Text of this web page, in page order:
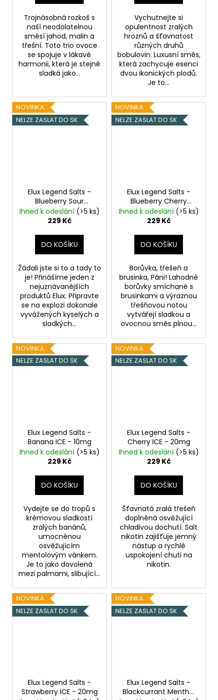
Trojnásobná rozkoš s
naší neodolatelnou
směsí jahod, malin a
třešní. Toto trio ovoce
se spojuje v lákavé
harmonii, která je stejně
sladká jako...
Vychutnejte si
opulentnost zralých
hroznů a šťavnatost
různých druhů
bobulovin. Luxusní směs,
která zachycuje esenci
dvou ikonických plodů.
Je to...
NOVINKA
NELZE ZASLAT DO SK
Elux Legend Salts -
Blueberry Sour
Raspberry - 10mg
Ihned k odeslání (>5 ks)
229 Kč
DO KOŠÍKU
Žádali jste si to a tady to
je! Přinášíme jeden z
nejuznávanějších
produktů Elux. Připravte
se na explozi dokonale
vyvážených kyselých a
sladkých...
NOVINKA
NELZE ZASLAT DO SK
Elux Legend Salts -
Blueberry Cherry
Cranberry - 10mg
Ihned k odeslání (>5 ks)
229 Kč
DO KOŠÍKU
Borůvka, třešeň a
brusinka, Páni! Lahodné
borůvky smíchané s
brusinkami a výraznou
třešňovou notou
vytvářejí sladkou a
ovocnou směs plnou...
NOVINKA
NELZE ZASLAT DO SK
Elux Legend Salts -
Banana ICE - 10mg
Ihned k odeslání (>5 ks)
229 Kč
DO KOŠÍKU
Vydejte se do tropů s
krémovou sladkostí
zralých banánů,
umocněnou
osvěžujícím
mentolovým vánkem.
Je to jako dovolená
mezi palmami, slibující...
NOVINKA
NELZE ZASLAT DO SK
Elux Legend Salts -
Cherry ICE - 20mg
Ihned k odeslání (>5 ks)
229 Kč
DO KOŠÍKU
Šťavnatá zralá třešeň
doplněná osvěžující
chladivou dochutí. Salt
nikotin zajišťuje jemný
nástup a rychlé
uspokojení chuti na
nikotin.
NOVINKA
NELZE ZASLAT DO SK
Elux Legend Salts -
Strawberry ICE - 20mg
NOVINKA
NELZE ZASLAT DO SK
Elux Legend Salts -
Blackcurrant Menthol